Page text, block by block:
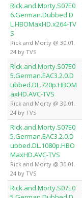
Rick.and.Morty.S07E0
6.German.Dubbed.D
L.HBOMaxHD.x264-TV
S
Rick and Morty @ 30.01.
24 by TVS
Rick.and.Morty.S07E0
5.German.EAC3.2.0.D
ubbed.DL.720p.HBOM
axHD.AVC-TVS
Rick and Morty @ 30.01.
24 by TVS
Rick.and.Morty.S07E0
5.German.EAC3.2.0.D
ubbed.DL.1080p.HBO
MaxHD.AVC-TVS
Rick and Morty @ 30.01.
24 by TVS
Rick.and.Morty.S07E0